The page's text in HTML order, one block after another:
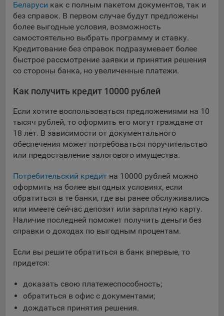
Беларуси как с полным пакетом документов, так и
без справок. В первом случае будут предложены
более выгодные условия, возможность
самостоятельно выбрать программу и ставку.
Кредитование без справок подразумевает более
быстрое рассмотрение заявки и принятия решения
со стороны банка, но увеличенные платежи.
Как получить кредит 10000 рублей
Если хотите воспользоваться предложениями на 10
тысяч рублей, то оформить его могут граждане от
18 лет. В зависимости от документального
обеспечения может потребоваться поручительство
или предоставление залогового имущества.
Потребительский кредит на 10000 рублей можно
оформить на более выгодных условиях, если
обратиться в те банки, где вы ранее обслуживались
или имеете сейчас депозит или зарплатную карту.
Наличие последней поможет получить деньги без
справки о доходах по выгодным процентам.
Если вы решите обратиться в банк впервые, то
придется:
доказать свою платежеспособность;
обратиться в офис с документами;
дождаться принятия решения.